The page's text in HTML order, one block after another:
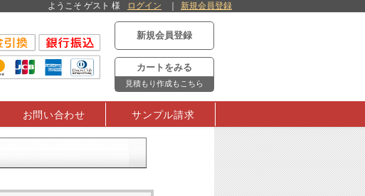
ようこそ ゲスト 様 ログイン 新規会員登録
新規会員登録
カートをみる
見積もり作成もこちら
お問い合わせ サンプル請求